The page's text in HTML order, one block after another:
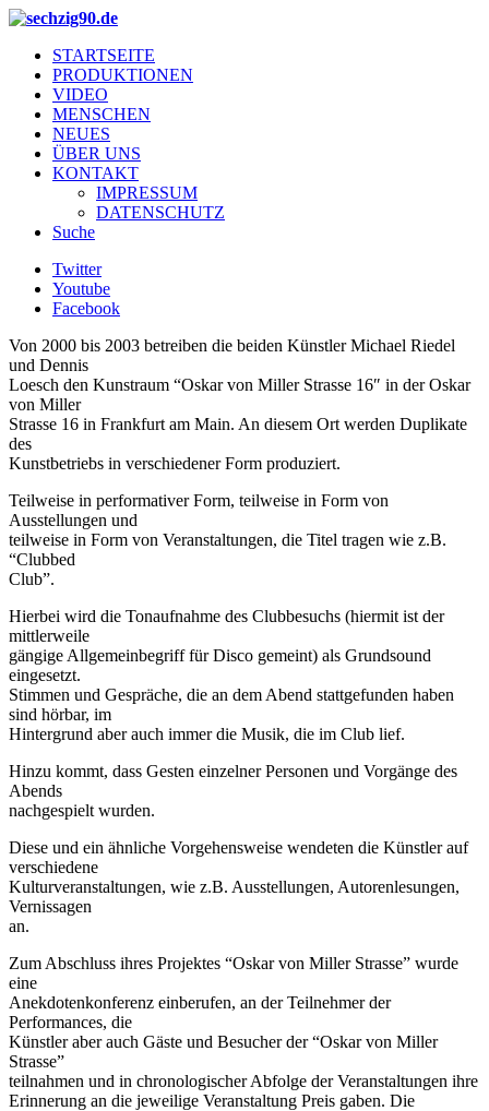
STARTSEITE
PRODUKTIONEN
VIDEO
MENSCHEN
NEUES
ÜBER UNS
KONTAKT
IMPRESSUM
DATENSCHUTZ
Suche
Twitter
Youtube
Facebook
Von 2000 bis 2003 betreiben die beiden Künstler Michael Riedel
und Dennis
Loesch den Kunstraum “Oskar von Miller Strasse 16″ in der Oskar
von Miller
Strasse 16 in Frankfurt am Main. An diesem Ort werden Duplikate
des
Kunstbetriebs in verschiedener Form produziert.
Teilweise in performativer Form, teilweise in Form von
Ausstellungen und
teilweise in Form von Veranstaltungen, die Titel tragen wie z.B.
“Clubbed
Club”.
Hierbei wird die Tonaufnahme des Clubbesuchs (hiermit ist der
mittlerweile
gängige Allgemeinbegriff für Disco gemeint) als Grundsound
eingesetzt.
Stimmen und Gespräche, die an dem Abend stattgefunden haben
sind hörbar, im
Hintergrund aber auch immer die Musik, die im Club lief.
Hinzu kommt, dass Gesten einzelner Personen und Vorgänge des
Abends
nachgespielt wurden.
Diese und ein ähnliche Vorgehensweise wendeten die Künstler auf
verschiedene
Kulturveranstaltungen, wie z.B. Ausstellungen, Autorenlesungen,
Vernissagen
an.
Zum Abschluss ihres Projektes “Oskar von Miller Strasse” wurde
eine
Anekdotenkonferenz einberufen, an der Teilnehmer der
Performances, die
Künstler aber auch Gäste und Besucher der “Oskar von Miller
Strasse”
teilnahmen und in chronologischer Abfolge der Veranstaltungen ihre
Erinnerung an die jeweilige Veranstaltung Preis gaben. Die